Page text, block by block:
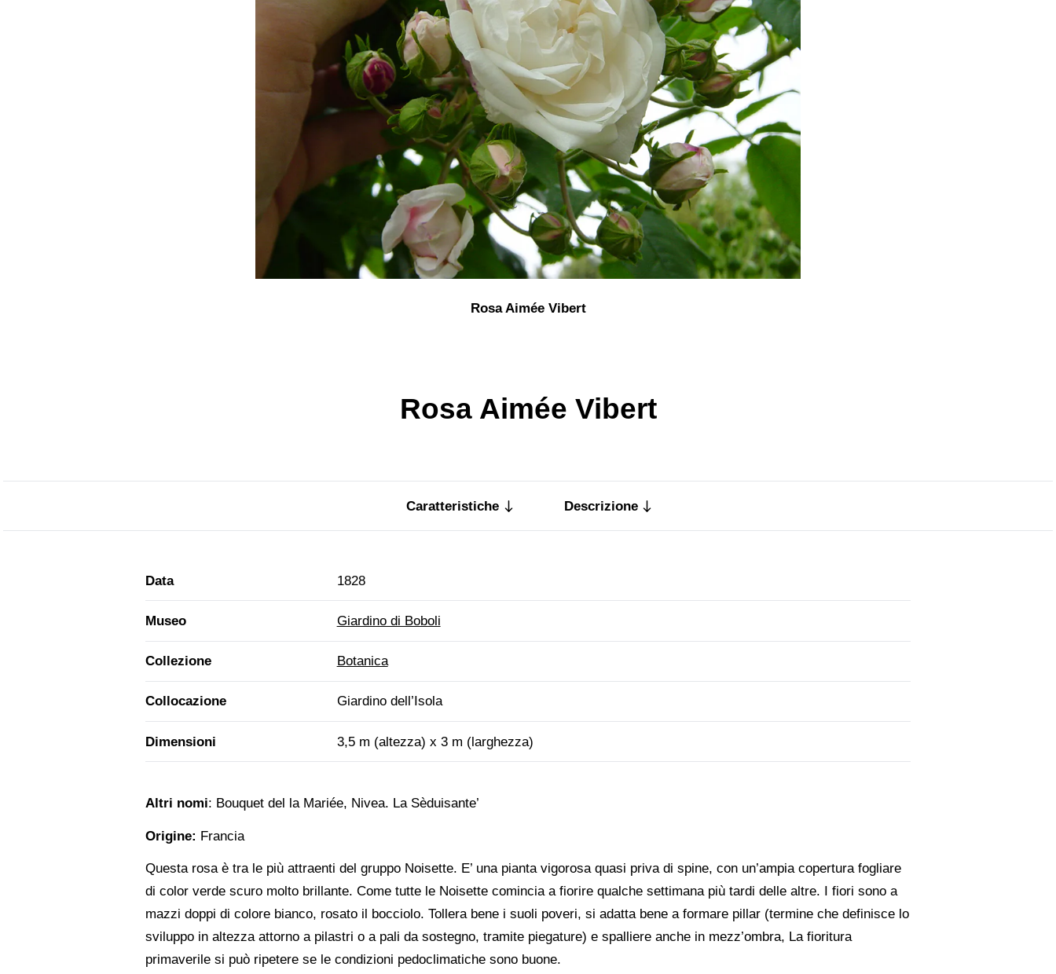
Rosa Aimée Vibert
Rosa Aimée Vibert
Caratteristiche Descrizione
Data 1828
Museo Giardino di Boboli
Collezione Botanica
Collocazione Giardino dell’Isola
Dimensioni 3,5 m (altezza) x 3 m (larghezza)
Altri nomi: Bouquet del la Mariée, Nivea. La Sèduisante’
Origine: Francia
Questa rosa è tra le più attraenti del gruppo Noisette. E’ una pianta vigorosa quasi priva di spine, con un’ampia copertura fogliare
di color verde scuro molto brillante. Come tutte le Noisette comincia a fiorire qualche settimana più tardi delle altre. I fiori sono a
mazzi doppi di colore bianco, rosato il bocciolo. Tollera bene i suoli poveri, si adatta bene a formare pillar (termine che definisce lo
sviluppo in altezza attorno a pilastri o a pali da sostegno, tramite piegature) e spalliere anche in mezz’ombra, La fioritura
primaverile si può ripetere se le condizioni pedoclimatiche sono buone.